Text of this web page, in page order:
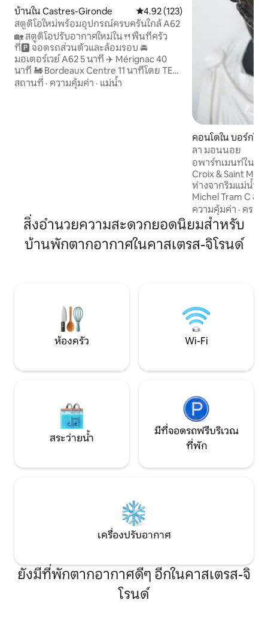
บ้านใน Castres-Gironde คะแนนเฉลี่ย 4.92 จาก 5, 123 รีวิว
4.92 (123)
สตูดิโอใหม่พร้อมอุปกรณ์ครบครันใกล้ A62
🏡 สตูดิโอปรับอากาศใหม่ใน🍴พื้นที่ครัว
ที่🅿️ จอดรถส่วนตัวและล้อมรอบ 🚘
มอเตอร์เวย์ A62 5 นาที ✈️ Mérignac 40
นาที 🚂 Bordeaux Centre 11 นาทีโดย TER
(สถานีรถไฟ Beautiran 2 กม.) 🎤 Arkea
Arena 20 นาที⛱️ชายหาดมหาสมุทร 1
สถานที่ · ความคุ้มค่า · แม่น้ำ
คอนโดใน บอร์กโด
ลา มอนนอย
อพาร์ทเมนท์ในศต
Croix & Saint
ห่างจากริมแม่น้ำ 3
Michel Tram C &
la Monnaie และ
70 ตร.ม. เพิ่งได้รั
ด้วยของเก่าให้ปร
ที่ทันสมัย ห้องครั
เล่นและห้องรับป
ความคุ้มค่า · ครอบ
สิ่งอำนวยความสะดวกยอดนิยมสำหรับ
บ้านพักตากอากาศในคาสเตรส-จิโรนด์
ห้องครัว Wi-Fi
สระว่ายน้ำ
มีที่จอดรถฟรีบริเวณ
ที่พัก
เครื่องปรับอากาศ
ยังมีที่พักตากอากาศดีๆ อีกในคาสเตรส-จิ
โรนด์